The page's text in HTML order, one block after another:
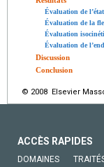
Évaluation de
Évaluation de la
Évaluation
Évaluation de
Discussion
Conclusion
© 2008 Elsevier
ACCÈS RAPIDES
DOMAINES